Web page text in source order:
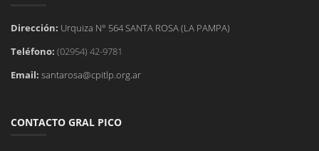
Dirección: Urquiza N° 564 SANTA ROSA (LA PAMPA)
Teléfono: (02954) 42-9781
Email: santarosa@cpitlp.org.ar
CONTACTO GRAL PICO